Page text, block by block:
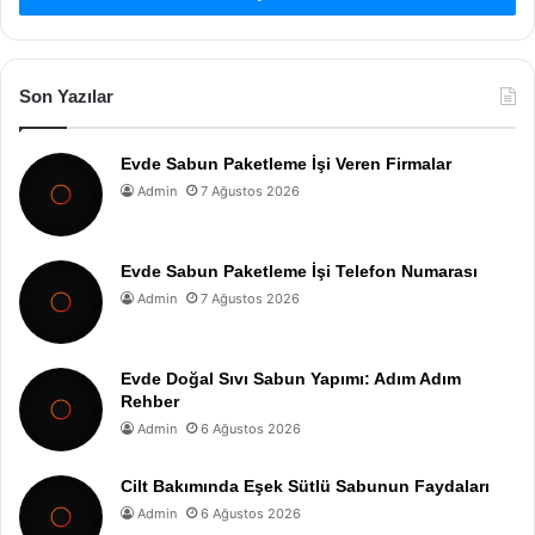
Son Yazılar
Evde Sabun Paketleme İşi Veren Firmalar
Admin 7 Ağustos 2026
Evde Sabun Paketleme İşi Telefon Numarası
Admin 7 Ağustos 2026
Evde Doğal Sıvı Sabun Yapımı: Adım Adım
Rehber
Admin 6 Ağustos 2026
Cilt Bakımında Eşek Sütlü Sabunun Faydaları
Admin 6 Ağustos 2026